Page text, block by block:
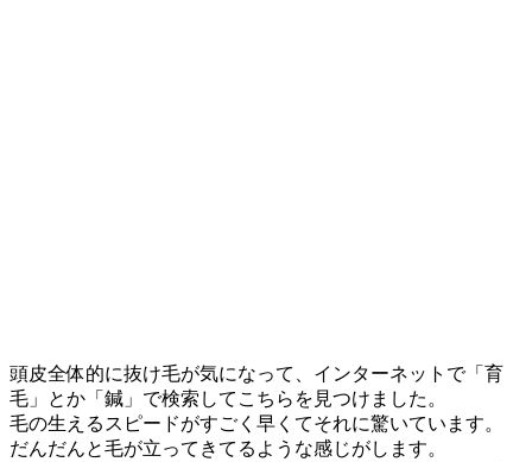
頭皮全体的に抜け毛が気になって、インターネットで「育
毛」とか「鍼」で検索してこちらを見つけました。
毛の生えるスピードがすごく早くてそれに驚いています。
だんだんと毛が立ってきてるような感じがします。